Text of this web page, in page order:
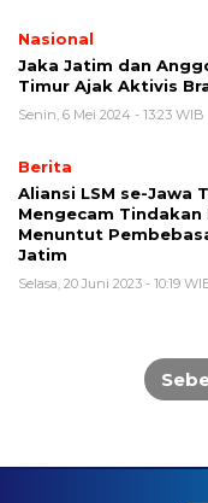
Nasional
Jaka Jatim dan
Timur Ajak Aktivis
Senin, 6 Mei 2024 - 13:23 WIB
Berita
Aliansi LSM se-Jawa
Mengecam
Menuntut
Jatim
Selasa, 20 Juni 2023 - 10:19
Paginasi